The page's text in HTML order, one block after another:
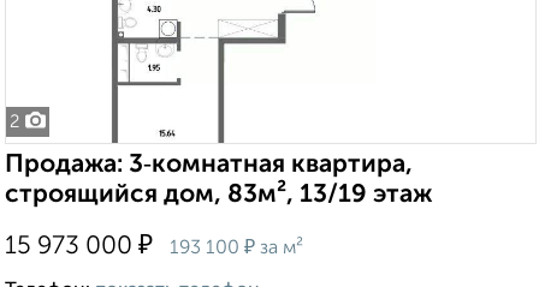
2
Продажа: 3‑комнатная квартира,
строящийся дом, 83м², 13/19 этаж
15 973 000 ₽ 193 100 ₽ за м²